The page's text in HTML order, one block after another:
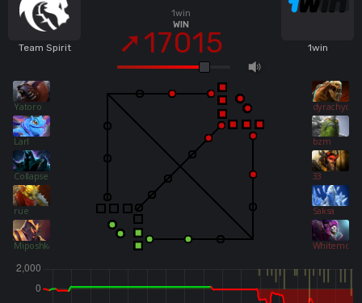
Team Spirit
Yatoro
Larl
Collapse
rue
Miposhka
1win
WIN
17015
dyrachyo
bzm
33
Saksa
Whitemon
1win